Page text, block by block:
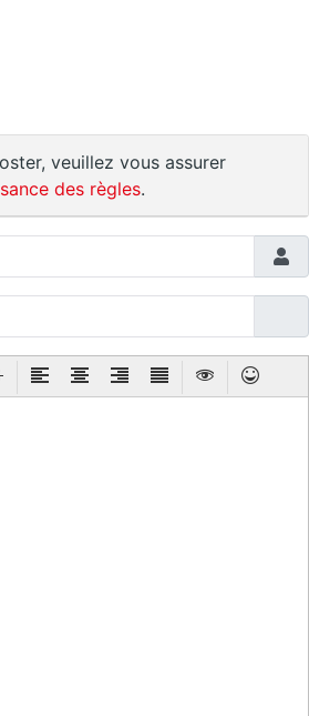
veuillez vous assurer
des règles.